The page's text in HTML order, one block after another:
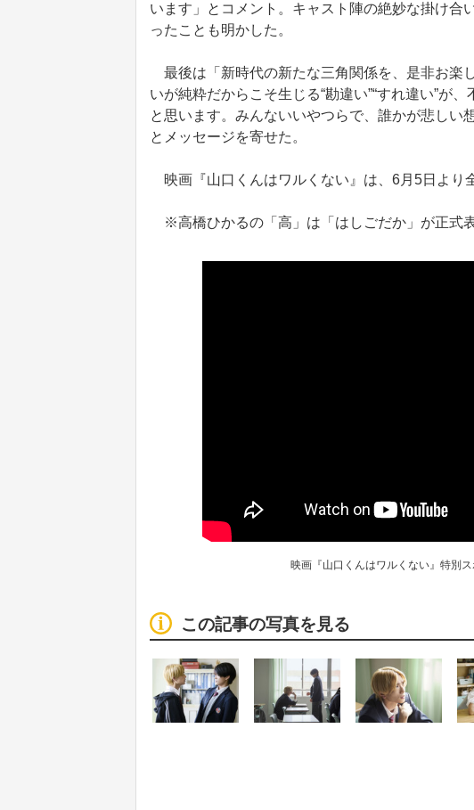
います」とコメント。キャスト陣の絶妙な掛け合
ったことも明かした。
最後は「新時代の新たな三角関係を、是非お楽
いが純粋だからこそ生じる“勘違い”“すれ違い”が
と思います。みんないいやつらで、誰かが悲しい
とメッセージを寄せた。
映画『山口くんはワルくない』は、6月5日より
※高橋ひかるの「高」は「はしごだか」が正式
映画『山口くんはワルくない』特別
この記事の写真を見る